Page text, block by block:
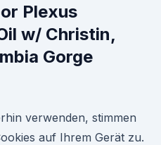
Plexus
w/ Christin,
Gorge
verwenden, stimmen
auf Ihrem Gerät zu.